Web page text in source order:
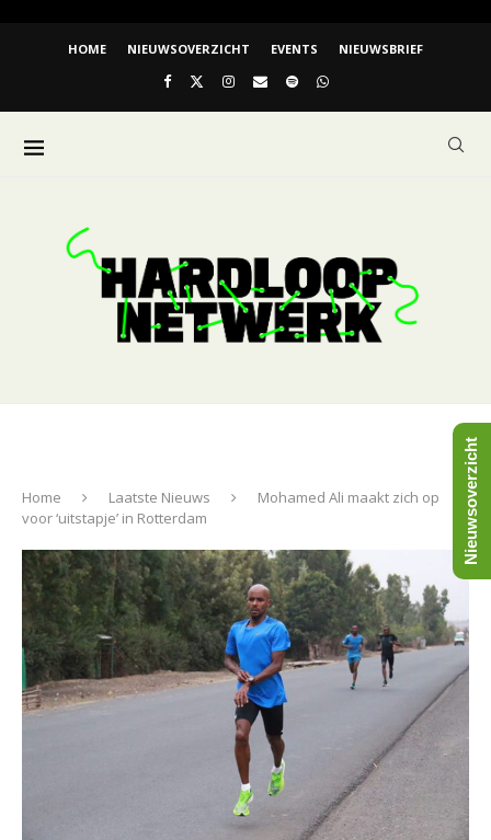
HOME NIEUWSOVERZICHT EVENTS NIEUWSBRIEF
Home Laatste Nieuws
Mohamed Ali maakt zich op
voor ‘uitstapje’ in Rotterdam
Nieuwsoverzicht